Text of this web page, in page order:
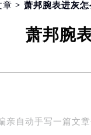
章 > 萧邦腕表进灰
萧邦腕
亲自动手写一篇文